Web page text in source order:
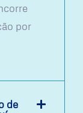
por
de